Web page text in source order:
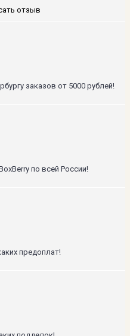
отзыв
заказов от 5000 рублей!
по всей России!
предоплат!